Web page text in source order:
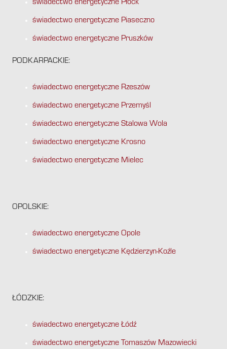
świadectwo energetyczne Płock
świadectwo energetyczne Piaseczno
świadectwo energetyczne Pruszków
PODKARPACKIE:
świadectwo energetyczne Rzeszów
świadectwo energetyczne Przemyśl
świadectwo energetyczne Stalowa Wola
świadectwo energetyczne Krosno
świadectwo energetyczne Mielec
OPOLSKIE:
świadectwo energetyczne Opole
świadectwo energetyczne Kędzierzyn-Koźle
ŁÓDZKIE:
świadectwo energetyczne Łódź
świadectwo energetyczne Tomaszów Mazowiecki